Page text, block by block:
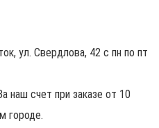
ул. Свердлова, 42 с пн по пт
наш счет при заказе от 10
городе.